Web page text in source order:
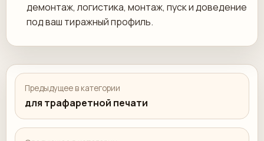
демонтаж, логистика, монтаж, пуск и доведение
под ваш тиражный профиль.
Предыдущее в категории
для трафаретной печати